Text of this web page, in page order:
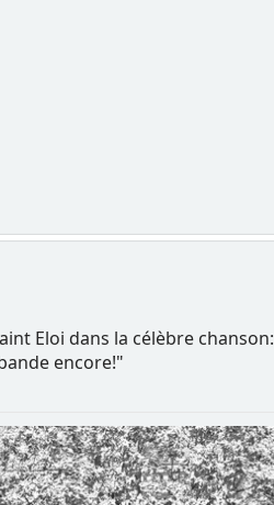
Eloi dans la célèbre chanson:
encore!"